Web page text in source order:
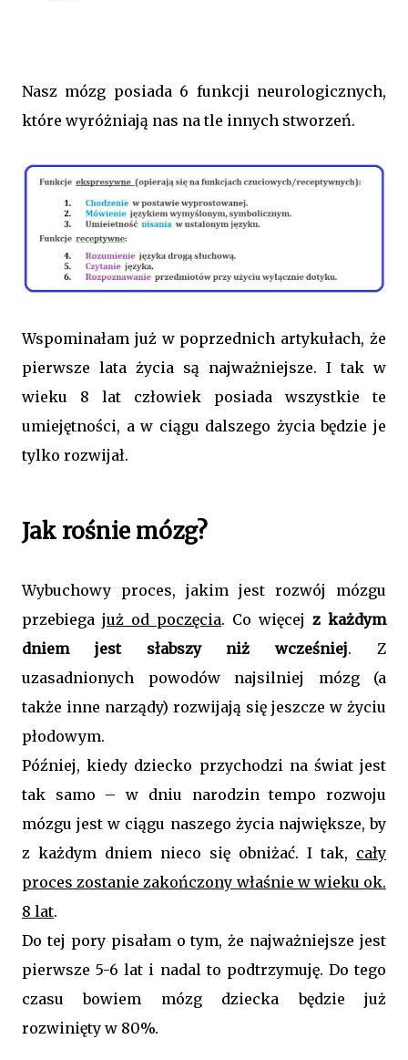
Nasz mózg posiada 6 funkcji neurologicznych,
które wyróżniają nas na tle innych stworzeń.
Wspominałam już w poprzednich artykułach, że
pierwsze lata życia są najważniejsze. I tak w
wieku 8 lat człowiek posiada wszystkie te
umiejętności, a w ciągu dalszego życia będzie je
tylko rozwijał.
Jak rośnie mózg?
Wybuchowy proces, jakim jest rozwój mózgu
przebiega już od poczęcia. Co więcej z każdym
dniem jest słabszy niż wcześniej. Z
uzasadnionych powodów najsilniej mózg (a
także inne narządy) rozwijają się jeszcze w życiu
płodowym.
Później, kiedy dziecko przychodzi na świat jest
tak samo – w dniu narodzin tempo rozwoju
mózgu jest w ciągu naszego życia największe, by
z każdym dniem nieco się obniżać. I tak, cały
proces zostanie zakończony właśnie w wieku ok.
8 lat.
Do tej pory pisałam o tym, że najważniejsze jest
pierwsze 5-6 lat i nadal to podtrzymuję. Do tego
czasu bowiem mózg dziecka będzie już
rozwinięty w 80%.